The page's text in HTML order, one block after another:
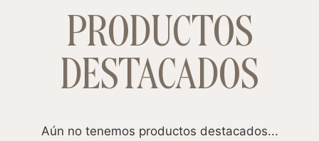
PRODUCTOS
DESTACADOS
Aún no tenemos productos destacados...